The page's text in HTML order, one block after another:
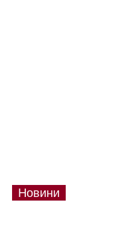
Новини